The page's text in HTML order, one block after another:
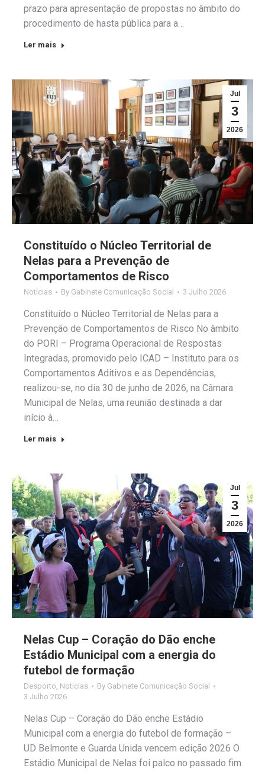
prazo para apresentação de propostas no âmbito do
procedimento de hasta pública para a…
Ler mais
Jul
3
2026
Constituído o Núcleo Territorial de
Nelas para a Prevenção de
Comportamentos de Risco
Notícias By Gabinete Comunicação Social 3 Julho 2026
Constituído o Núcleo Territorial de Nelas para a
Prevenção de Comportamentos de Risco No âmbito
do PORI – Programa Operacional de Respostas
Integradas, promovido pelo ICAD – Instituto para os
Comportamentos Aditivos e as Dependências,
realizou-se, no dia 30 de junho de 2026, na Câmara
Municipal de Nelas, uma reunião destinada a dar
início à…
Ler mais
Jul
3
2026
Nelas Cup – Coração do Dão enche
Estádio Municipal com a energia do
futebol de formação
Desporto, Notícias By Gabinete Comunicação Social
3 Julho 2026
Nelas Cup – Coração do Dão enche Estádio
Municipal com a energia do futebol de formação –
UD Belmonte e Guarda Unida vencem edição 2026 O
Estádio Municipal de Nelas foi palco no passado fim